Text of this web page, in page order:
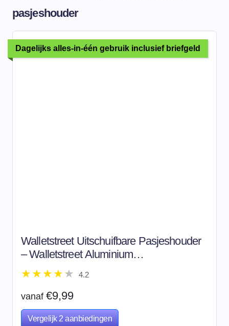
pasjeshouder
Dagelijks alles-in-één gebruik inclusief briefgeld
Walletstreet Uitschuifbare Pasjeshouder
– Walletstreet Aluminium
Creditcardhouder Card Protector Anti-
Skim/ RFID Card Protector 8 Pasjes –
Zwart Black
4.2
vanaf €9,99
Vergelijk 2 aanbiedingen